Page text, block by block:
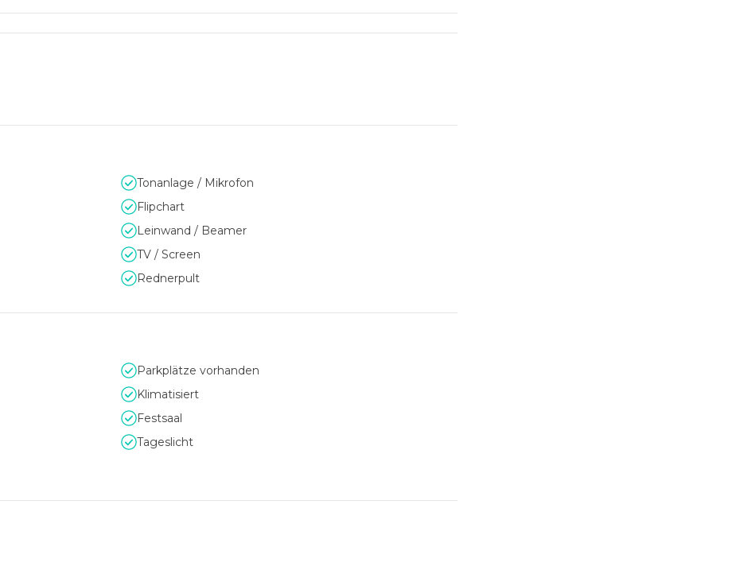
Tonanlage / Mikrofon
Flipchart
Leinwand / Beamer
TV / Screen
Rednerpult
Parkplätze vorhanden
Klimatisiert
Festsaal
Tageslicht